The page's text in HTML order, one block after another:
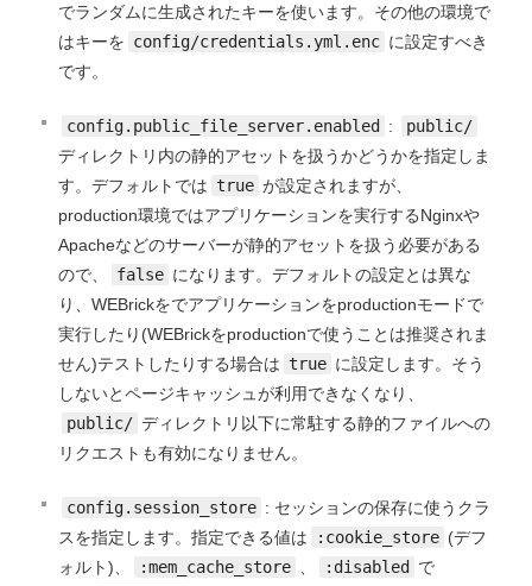
でランダムに生成されたキーを使います。その他の環境で
はキーを config/credentials.yml.enc に設定すべき
です。
config.public_file_server.enabled :
public/
ディレクトリ内の静的アセットを扱うかどうかを指定しま
す。デフォルトでは true が設定されますが、
production環境ではアプリケーションを実行するNginxや
Apacheなどのサーバーが静的アセットを扱う必要がある
ので、
false になります。デフォルトの設定とは異な
り、WEBrickをでアプリケーションをproductionモードで
実行したり(WEBrickをproductionで使うことは推奨されま
せん)テストしたりする場合は true に設定します。そう
しないとページキャッシュが利用できなくなり、
public/ ディレクトリ以下に常駐する静的ファイルへの
リクエストも有効になりません。
config.session_store : セッションの保存に使うクラ
スを指定します。指定できる値は
:cookie_store (デフ
ォルト)、
:mem_cache_store 、 :disabled
で